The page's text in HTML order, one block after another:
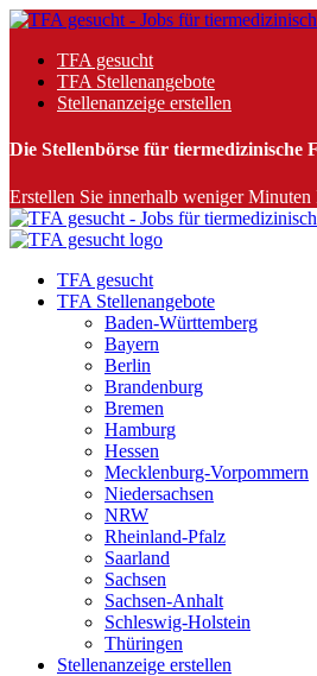
TFA gesucht
TFA Stellenangebote
Stellenanzeige erstellen
Die Stellenbörse für tiermedizinische
Erstellen Sie innerhalb weniger Minuten
TFA gesucht
TFA Stellenangebote
Baden-Württemberg
Bayern
Berlin
Brandenburg
Bremen
Hamburg
Hessen
Mecklenburg-Vorpommern
Niedersachsen
NRW
Rheinland-Pfalz
Saarland
Sachsen
Sachsen-Anhalt
Schleswig-Holstein
Thüringen
Stellenanzeige erstellen